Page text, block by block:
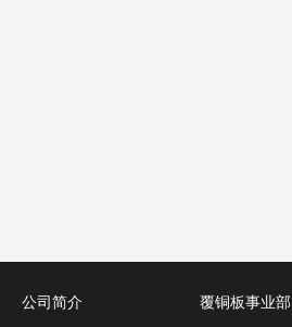
公司简介 覆铜板事业部